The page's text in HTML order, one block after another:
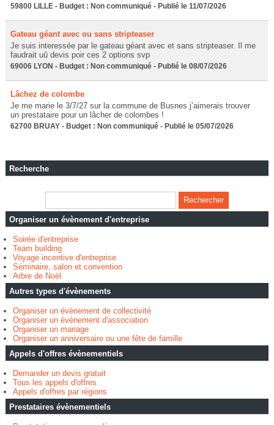
59800 LILLE - Budget : Non communiqué - Publié le 11/07/2026
Gateau géant avec ou sans stripteaser
Je suis interessée par le gateau géant avec et sans stripteaser. Il me
faudrait uû devis poir ces 2 options svp
69006 LYON - Budget : Non communiqué - Publié le 08/07/2026
Lâchez de colombe
Je me marie le 3/7/27 sur la commune de Busnes j’aimerais trouver
un prestataire pour un lâcher de colombes !
62700 BRUAY - Budget : Non communiqué - Publié le 05/07/2026
Recherche
Organiser un évènement d'entreprise
Soirée d'entreprise
Team building
Voyage incentive d'entreprise
Séminaire, salon et convention
Arbre de Noël
Autres types d'évènements
Organiser un évènement de collectivité
Organiser un évènement d'association
Organiser un mariage
Organiser un anniversaire ou une fête de famille
Appels d'offres évènementiels
Demander un devis gratuit
Tous les appels d'offres
Appels d'offres par régions
Prestataires évènementiels